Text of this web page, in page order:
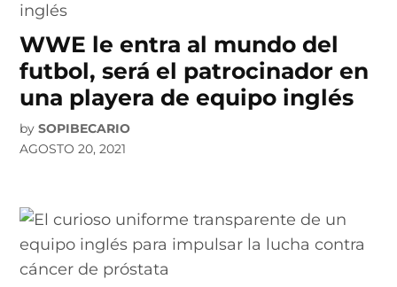
WWE le entra al mundo del
futbol, será el patrocinador en
una playera de equipo inglés
by SOPIBECARIO
AGOSTO 20, 2021